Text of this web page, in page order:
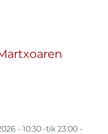
- 10:30-tik23:00-